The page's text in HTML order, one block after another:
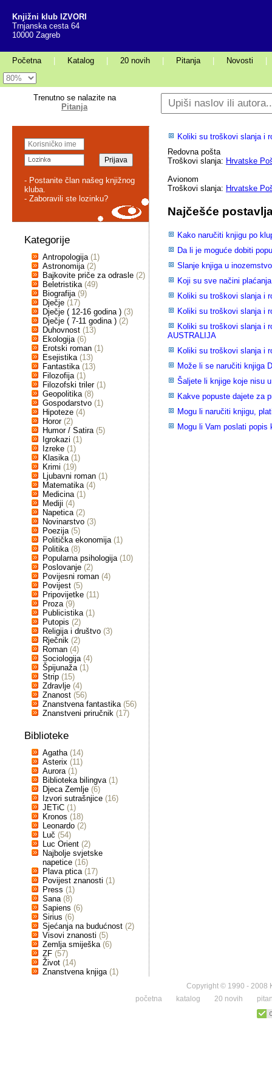
Knjižni klub IZVORI
Trnjanska cesta 64
10000 Zagreb
Početna Katalog 20 novih Pitanja Novosti
Trenutno se nalazite na
Pitanja
- Postanite član našeg knjižnog
kluba.
- Zaboravili ste lozinku?
Kategorije
Antropologija (1)
Astronomija (2)
Bajkovite priče za odrasle (2)
Beletristika (49)
Biografija (9)
Dječje (17)
Dječje ( 12-16 godina ) (3)
Dječje ( 7-11 godina ) (2)
Duhovnost (13)
Ekologija (6)
Erotski roman (1)
Esejistika (13)
Fantastika (13)
Filozofija (1)
Filozofski triler (1)
Geopolitika (8)
Gospodarstvo (1)
Hipoteze (4)
Horor (2)
Humor / Satira (5)
Igrokazi (1)
Izreke (1)
Klasika (1)
Krimi (19)
Ljubavni roman (1)
Matematika (4)
Medicina (1)
Mediji (4)
Napetica (2)
Novinarstvo (3)
Poezija (5)
Politička ekonomija (1)
Politika (8)
Popularna psihologija (10)
Poslovanje (2)
Povijesni roman (4)
Povijest (5)
Pripovijetke (11)
Proza (9)
Publicistika (1)
Putopis (2)
Religija i društvo (3)
Rječnik (2)
Roman (4)
Sociologija (4)
Špijunaža (1)
Strip (15)
Zdravlje (4)
Znanost (56)
Znanstvena fantastika (56)
Znanstveni priručnik (17)
Biblioteke
Agatha (14)
Asterix (11)
Aurora (1)
Biblioteka bilingva (1)
Djeca Zemlje (6)
Izvori sutrašnjice (16)
JETiC (1)
Kronos (18)
Leonardo (2)
Luč (54)
Luc Orient (2)
Najbolje svjetske
napetice (16)
Plava ptica (17)
Povijest znanosti (1)
Press (1)
Sana (8)
Sapiens (6)
Sirius (6)
Sjećanja na budućnost (2)
Visovi znanosti (5)
Zemlja smiješka (6)
ZF (57)
Život (14)
Znanstvena knjiga (1)
Koliki su troškovi slanja i
Redovna pošta
Troškovi slanja: Hrvatske
Avionom
Troškovi slanja: Hrvatske
Najčešće
Kako naručiti knjigu po
Da li je moguće dobiti
Slanje knjiga u
Koji su sve načini
Koliki su troškovi slanja i
Koliki su troškovi slanja i
Koliki su troškovi slanja i
AUSTRALIJA
Koliki su troškovi slanja i
Može li se naručiti knjiga
Šaljete li knjige koje nisu
Kakve popuste dajete za
Mogu li naručiti knjigu,
Mogu li Vam poslati
Copyright © 1990 - 2008
početna
katalog 20 novih